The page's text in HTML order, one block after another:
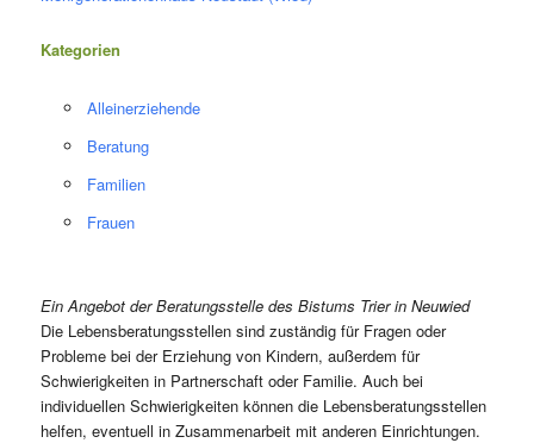
Kategorien
Alleinerziehende
Beratung
Familien
Frauen
Ein Angebot der Beratungsstelle des Bistums Trier in Neuwied
Die Lebensberatungsstellen sind zuständig für Fragen oder
Probleme bei der Erziehung von Kindern, außerdem für
Schwierigkeiten in Partnerschaft oder Familie. Auch bei
individuellen Schwierigkeiten können die Lebensberatungsstellen
helfen, eventuell in Zusammenarbeit mit anderen Einrichtungen.